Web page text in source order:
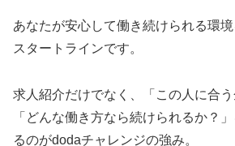
あなたが安心して働き続けられる環
スタートラインです。
求人紹介だけでなく、「この人に合う
「どんな働き方なら続けられるか？
るのがdodaチャレンジの強み。